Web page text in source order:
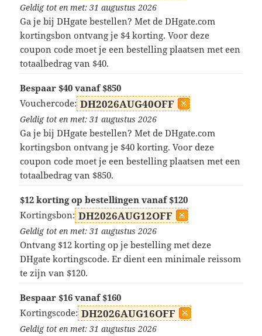
Geldig tot en met: 31 augustus 2026
Ga je bij DHgate bestellen? Met de DHgate.com
kortingsbon ontvang je $4 korting. Voor deze
coupon code moet je een bestelling plaatsen met een
totaalbedrag van $40.
Bespaar $40 vanaf $850
Vouchercode: DH2026AUG40OFF
Geldig tot en met: 31 augustus 2026
Ga je bij DHgate bestellen? Met de DHgate.com
kortingsbon ontvang je $40 korting. Voor deze
coupon code moet je een bestelling plaatsen met een
totaalbedrag van $850.
$12 korting op bestellingen vanaf $120
Kortingsbon: DH2026AUG12OFF
Geldig tot en met: 31 augustus 2026
Ontvang $12 korting op je bestelling met deze
DHgate kortingscode. Er dient een minimale reissom
te zijn van $120.
Bespaar $16 vanaf $160
Kortingscode: DH2026AUG16OFF
Geldig tot en met: 31 augustus 2026